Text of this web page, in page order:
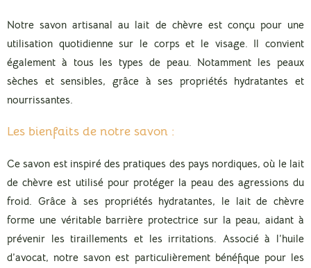
Notre savon artisanal au lait de chèvre est conçu pour une
utilisation quotidienne sur le corps et le visage. Il convient
également à tous les types de peau. Notamment les peaux
sèches et sensibles, grâce à ses propriétés hydratantes et
nourrissantes.
Les bienfaits de notre savon :
Ce savon est inspiré des pratiques des pays nordiques, où le lait
de chèvre est utilisé pour protéger la peau des agressions du
froid. Grâce à ses propriétés hydratantes, le lait de chèvre
forme une véritable barrière protectrice sur la peau, aidant à
prévenir les tiraillements et les irritations. Associé à l’huile
d’avocat, notre savon est particulièrement bénéfique pour les